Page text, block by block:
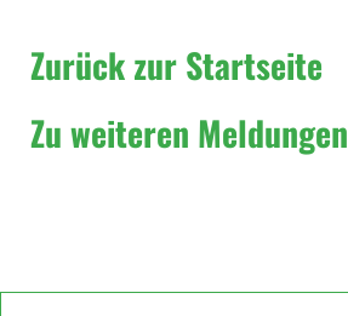
Zurück zur Startseite
Zu weiteren Meldungen